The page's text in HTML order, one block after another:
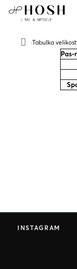
Přejít
Domů
Tabulka
Pas-
INSTAGRAM